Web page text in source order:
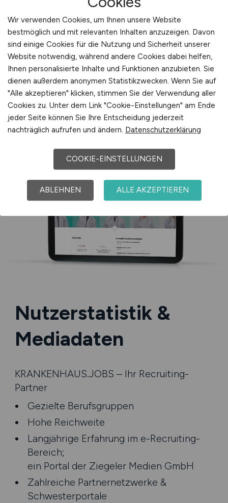
weitere Informationen
Nutzerstatistik &
Mediadaten
KRANKENHAUS.JOBS – Ihr Recruiting-
Partner
Gezielte Berufsgruppen
Hohe Reichweite
Langjährige Erfahrung im e-Recruiting-
Bereich;
ein Portal der Ziegeler Medien GmbH
Zahlreiche Partnernetzwerke &
Schwesterportale
Wir verwenden Cookies, um Ihnen unsere Website
bestmöglich und mit relevanten Inhalten anzuzeigen. Davon
sind einige Cookies für die Nutzung und Sicherheit unserer
Website notwendig, während andere Cookies dabei helfen,
Ihnen personalisierte Inhalte und Funktionen anzubieten. Sie
dienen außerdem anonymen Statistikzwecken. Wenn Sie auf
"Alle akzeptieren" klicken, stimmen Sie der Verwendung aller
Cookies zu. Unter dem Link "Cookie-Einstellungen" am Ende
jeder Seite können Sie Ihre Entscheidung jederzeit
nachträglich aufrufen und ändern. Datenschutzerklärung
COOKIE-EINSTELLUNGEN
ABLEHNEN ALLE AKZEPTIEREN